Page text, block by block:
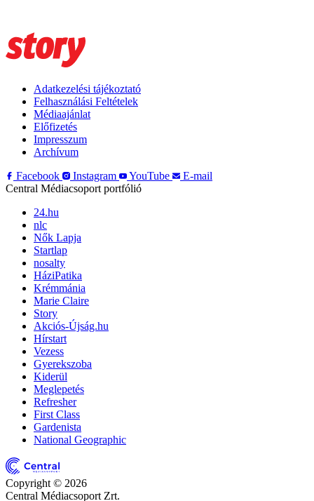
Adatkezelési tájékoztató
Felhasználási Feltételek
Médiaajánlat
Előfizetés
Impresszum
Archívum
Facebook
Instagram YouTube
E-mail
Central Médiacsoport portfólió
24.hu
nlc
Nők Lapja
Startlap
nosalty
HáziPatika
Krémmánia
Marie Claire
Story
Akciós-Újság.hu
Hírstart
Vezess
Gyerekszoba
Kiderül
Meglepetés
Refresher
First Class
Gardenista
National Geographic
Copyright © 2026
Central Médiacsoport Zrt.